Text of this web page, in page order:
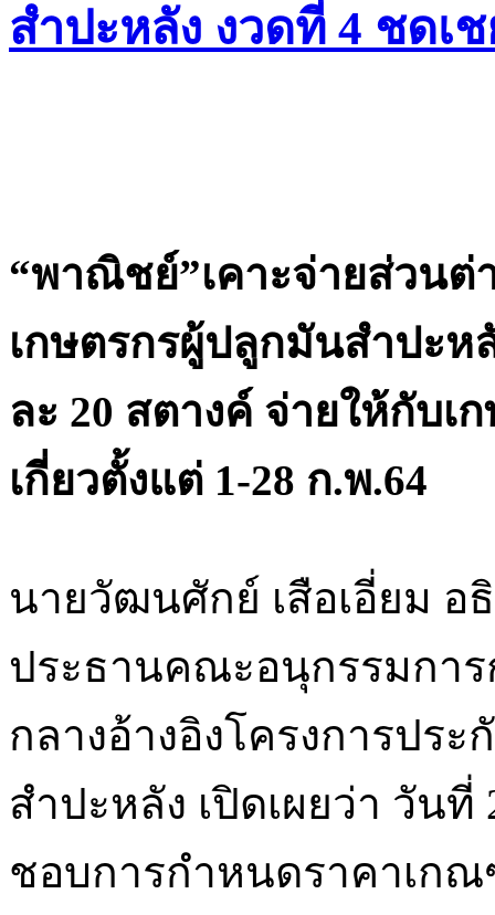
สำปะหลัง งวดที่ 4 ชดเ
“พาณิชย์”เคาะจ่ายส่วนต่
เกษตรกรผู้ปลูกมันสำปะห
ละ 20 สตางค์ จ่ายให้กับเ
เกี่ยวตั้งแต่ 1-28 ก.พ.64
นายวัฒนศักย์ เสือเอี่ยม อ
ประธานคณะอนุกรรมกา
กลางอ้างอิงโครงการปร
สำปะหลัง เปิดเผยว่า วัน
ชอบการกำหนดราคาเกณ